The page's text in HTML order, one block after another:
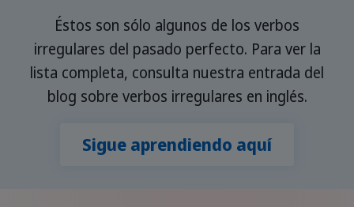
Éstos son sólo algunos de los verbos
irregulares del pasado perfecto. Para ver la
lista completa, consulta nuestra entrada del
blog sobre verbos irregulares en inglés.
Sigue aprendiendo aquí